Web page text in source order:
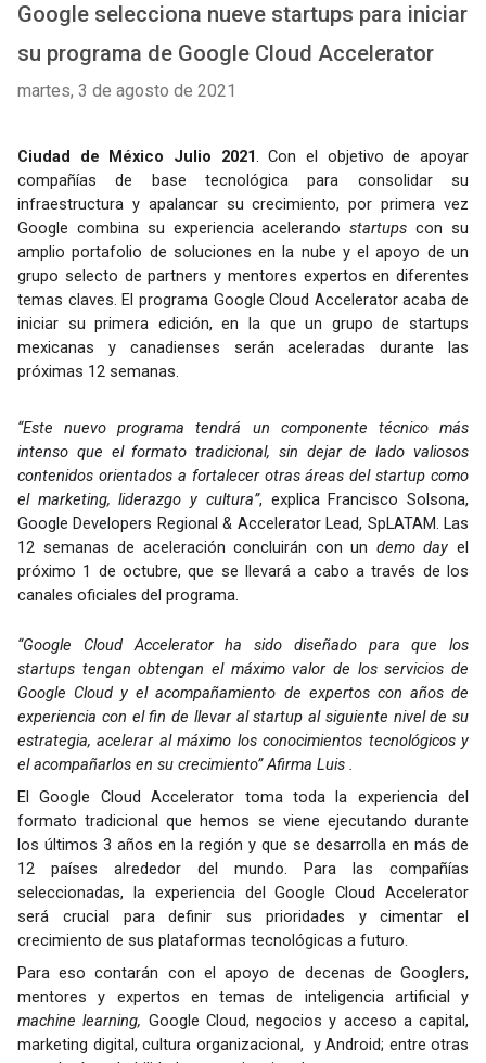
Google selecciona nueve startups para iniciar
su programa de Google Cloud Accelerator
martes, 3 de agosto de 2021
Ciudad de México Julio 2021. Con el objetivo de apoyar
compañías de base tecnológica para consolidar su
infraestructura y apalancar su crecimiento, por primera vez
Google combina su experiencia acelerando startups con su
amplio portafolio de soluciones en la nube y el apoyo de un
grupo selecto de partners y mentores expertos en diferentes
temas claves. El programa Google Cloud Accelerator acaba de
iniciar su primera edición, en la que un grupo de startups
mexicanas y canadienses serán aceleradas durante las
próximas 12 semanas.
“Este nuevo programa tendrá un componente técnico más
intenso que el formato tradicional, sin dejar de lado valiosos
contenidos orientados a fortalecer otras áreas del startup como
el marketing, liderazgo y cultura”, explica Francisco Solsona,
Google Developers Regional & Accelerator Lead, SpLATAM. Las
12 semanas de aceleración concluirán con un demo day el
próximo 1 de octubre, que se llevará a cabo a través de los
canales oficiales del programa.
“Google Cloud Accelerator ha sido diseñado para que los
startups tengan obtengan el máximo valor de los servicios de
Google Cloud y el acompañamiento de expertos con años de
experiencia con el fin de llevar al startup al siguiente nivel de su
estrategia, acelerar al máximo los conocimientos tecnológicos y
el acompañarlos en su crecimiento” Afirma Luis .
El Google Cloud Accelerator toma toda la experiencia del
formato tradicional que hemos se viene ejecutando durante
los últimos 3 años en la región y que se desarrolla en más de
12 países alrededor del mundo. Para las compañías
seleccionadas, la experiencia del Google Cloud Accelerator
será crucial para definir sus prioridades y cimentar el
crecimiento de sus plataformas tecnológicas a futuro.
Para eso contarán con el apoyo de decenas de Googlers,
machine learning, Google Cloud, negocios y acceso a capital,
marketing digital, cultura organizacional,  y Android; entre otras